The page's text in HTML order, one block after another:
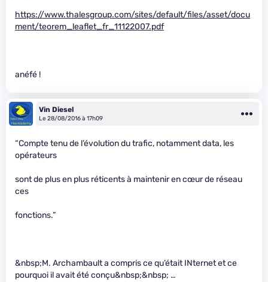
https://www.thalesgroup.com/sites/default/files/asset/docu
ment/teorem_leaflet_fr_11122007.pdf
anéfé !
Vin Diesel
Le 28/08/2016 à 17h09
“Compte tenu de l’évolution du trafic, notamment data, les
opérateurs
sont de plus en plus réticents à maintenir en cœur de réseau
ces
fonctions.”
&nbsp;M. Archambault a compris ce qu’était INternet et ce
pourquoi il avait été conçu&nbsp;&nbsp; …